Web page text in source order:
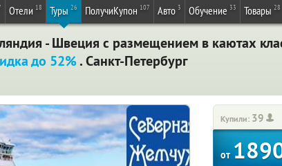
Отели 18 Туры 26 ПолучиКупон 107 Авто 3 Обучение 33 Товары 28
- Швеция с размещением в каютах
до 52%. Санкт-Петербург
Купили: 39
от